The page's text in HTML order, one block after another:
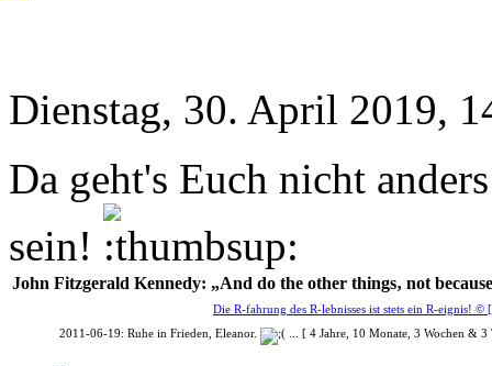
Dienstag, 30. April 2019,
Da geht's Euch nicht
sein!
John Fitzgerald Kennedy: „And do the other things‚ not
Die R-fahrung des R-lebnisses ist stets ein R-eignis!
2011-06-19: Ruhe in Frieden, Eleanor.
... [ 4 Jahre, 10 Monate, 3 Wochen &